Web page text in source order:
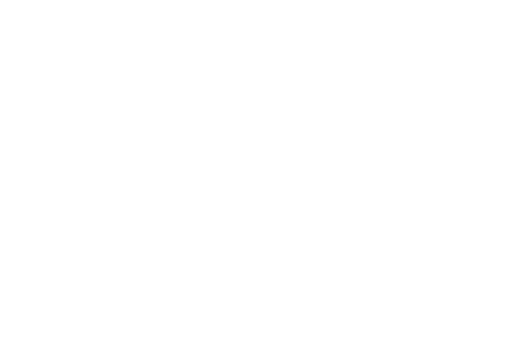
и как их победить
боли и напряжения